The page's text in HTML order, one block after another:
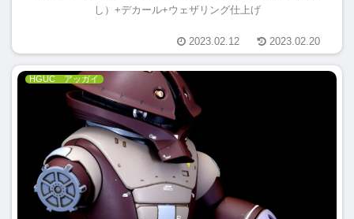
し）+デカール+ウェザリング仕上げ
2023.02.12 2023.02.20
HGUC アッガイ